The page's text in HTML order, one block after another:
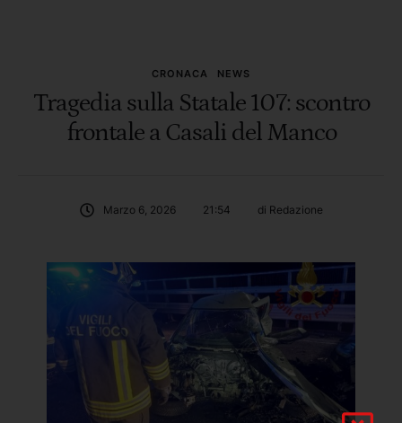
CRONACA NEWS
Tragedia sulla Statale 107: scontro
frontale a Casali del Manco
Marzo 6, 2026 21:54 di Redazione